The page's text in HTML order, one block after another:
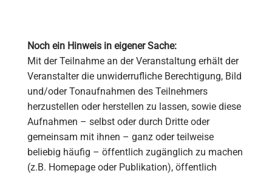
Noch ein Hinweis in eigener Sache:
Mit der Teilnahme an der Veranstaltung erhält der
Veranstalter die unwiderrufliche Berechtigung, Bild
und/oder Tonaufnahmen des Teilnehmers
herzustellen oder herstellen zu lassen, sowie diese
Aufnahmen – selbst oder durch Dritte oder
gemeinsam mit ihnen – ganz oder teilweise
beliebig häufig – öffentlich zugänglich zu machen
(z.B. Homepage oder Publikation), öffentlich